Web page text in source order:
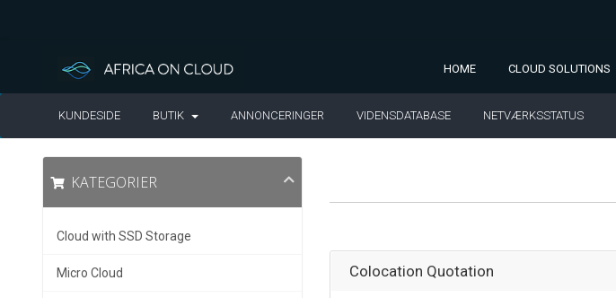
HOME CLOUD SOLUTIONS
KUNDESIDE BUTIK ANNONCERINGER VIDENSDATABASE NETVÆRKSSTATUS
KATEGORIER
Cloud with SSD Storage
Micro Cloud Colocation Quotation